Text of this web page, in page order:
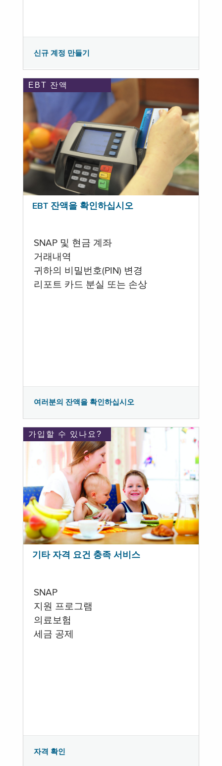
신규 계정 만들기
EBT 잔액
EBT 잔액을 확인하십시오
SNAP 및 현금 계좌
거래내역
귀하의 비밀번호(PIN) 변경
리포트 카드 분실 또는 손상
여러분의 잔액을 확인하십시오
가입할 수 있나요?
기타 자격 요건 충족 서비스
SNAP
지원 프로그램
의료보험
세금 공제
자격 확인